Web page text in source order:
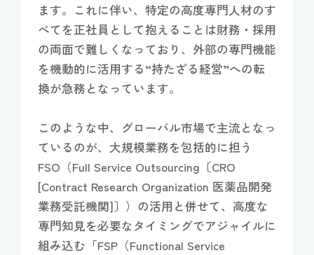
ます。これに伴い、特定の高度専門人材のす
べてを正社員として抱えることは財務・採用
の両面で難しくなっており、外部の専門機能
を機動的に活用する“持たざる経営”への転
換が急務となっています。
このような中、グローバル市場で主流となっ
ているのが、大規模業務を包括的に担う
FSO（Full Service Outsourcing〔CRO
[Contract Research Organization 医薬品開発
業務受託機関]〕）の活用と併せて、高度な
専門知見を必要なタイミングでアジャイルに
組み込む「FSP（Functional Service